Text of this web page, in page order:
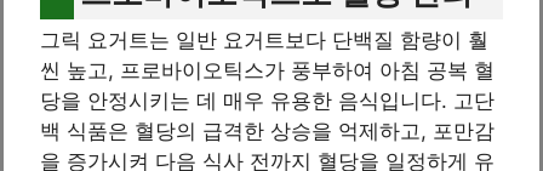
그릭 요거트는 일반 요거트보다 단백질 함량이 훨
씬 높고, 프로바이오틱스가 풍부하여 아침 공복 혈
당을 안정시키는 데 매우 유용한 음식입니다. 고단
백 식품은 혈당의 급격한 상승을 억제하고, 포만감
을 증가시켜 다음 식사 전까지 혈당을 일정하게 유